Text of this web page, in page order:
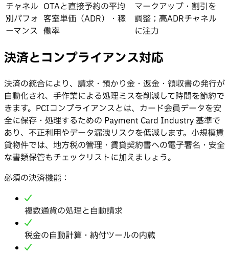
チャネル
別パフォ
ーマンス
OTAと直接予約の平均
客室単価（ADR）・稼
働率
マークアップ・割引を
調整；高ADRチャネル
に注力
決済とコンプライアンス対応
決済の統合により、請求・預かり金・返金・領収書の発行が
自動化され、手作業による処理ミスを削減して時間を節約で
きます。PCIコンプライアンスとは、カード会員データを安
全に保存・処理するための Payment Card Industry 基準で
あり、不正利用やデータ漏洩リスクを低減します。小規模賃
貸物件では、地方税の管理・賃貸契約書への電子署名・安全
な書類保管もチェックリストに加えましょう。
必須の決済機能：
複数通貨の処理と自動請求
税金の自動計算・納付ツールの内蔵